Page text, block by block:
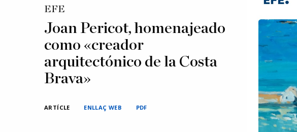
EFE
Joan Pericot, homenajeado
como «creador
arquitectónico de la Costa
Brava»
ARTÍCLE ENLLAÇ WEB PDF